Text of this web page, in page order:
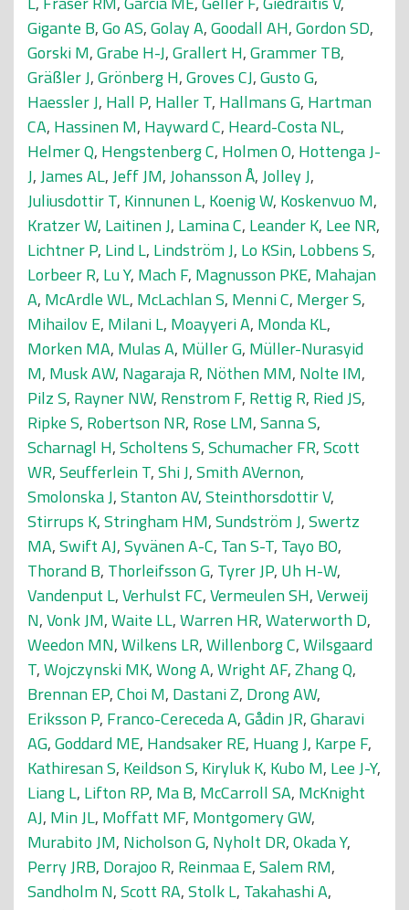
Gigante B,Go AS,Golay A,Goodall AH,Gordon SD,
Gorski M,Grabe H-J,Grallert H,Grammer TB,
Gräßler J,Grönberg H,Groves CJ,Gusto G,
Haessler J, Hall P, Haller T, Hallmans G, Hartman
CA, Hassinen M, Hayward C, Heard-Costa NL,
Helmer Q, Hengstenberg C, Holmen O, Hottenga J-
J,James AL,Jeff JM,Johansson Å,Jolley J,
Juliusdottir T, Kinnunen L, Koenig W, Koskenvuo M,
Kratzer W, Laitinen J, Lamina C, Leander K, Lee NR,
Lichtner P, Lind L, Lindström J, Lo KSin, Lobbens S,
Lorbeer R, Lu Y, Mach F, Magnusson PKE, Mahajan
A, McArdle WL, McLachlan S, Menni C, Merger S,
Mihailov E, Milani L, Moayyeri A, Monda KL,
Morken MA, Mulas A, Müller G, Müller-Nurasyid
M, Musk AW, Nagaraja R, Nöthen MM, Nolte IM,
Pilz S, Rayner NW, Renstrom F, Rettig R, Ried JS,
Ripke S, Robertson NR, Rose LM,Sanna S,
Scharnagl H,Scholtens S,Schumacher FR,Scott
WR,Seufferlein T,Shi J,Smith AVernon,
Smolonska J,Stanton AV,Steinthorsdottir V,
Stirrups K,Stringham HM,Sundström J,Swertz
MA,Swift AJ,Syvänen A-C, Tan S-T, Tayo BO,
Thorand B, Thorleifsson G, Tyrer JP, Uh H-W,
Vandenput L,Verhulst FC,Vermeulen SH,Verweij
N,Vonk JM,Waite LL,Warren HR,Waterworth D,
Weedon MN,Wilkens LR,Willenborg C,Wilsgaard
T,Wojczynski MK,Wong A,Wright AF,Zhang Q,
Brennan EP,Choi M, Dastani Z, Drong AW,
Eriksson P, Franco-Cereceda A,Gådin JR,Gharavi
AG,Goddard ME, Handsaker RE, Huang J, Karpe F,
Kathiresan S, Keildson S, Kiryluk K, Kubo M, Lee J-Y,
Liang L, Lifton RP, Ma B, McCarroll SA, McKnight
AJ, Min JL, Moffatt MF, Montgomery GW,
Murabito JM, Nicholson G, Nyholt DR,Okada Y,
Perry JRB, Dorajoo R, Reinmaa E,Salem RM,
Sandholm N,Scott RA,Stolk L, Takahashi A,